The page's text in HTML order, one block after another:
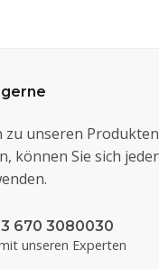
gerne
zu unseren
können Sie sich
670 3080030
unseren Experten